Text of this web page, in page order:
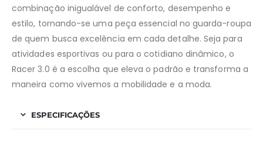
combinação inigualável de conforto, desempenho e
estilo, tornando-se uma peça essencial no guarda-roupa
de quem busca excelência em cada detalhe. Seja para
atividades esportivas ou para o cotidiano dinâmico, o
Racer 3.0 é a escolha que eleva o padrão e transforma a
maneira como vivemos a mobilidade e a moda.
ESPECIFICAÇÕES